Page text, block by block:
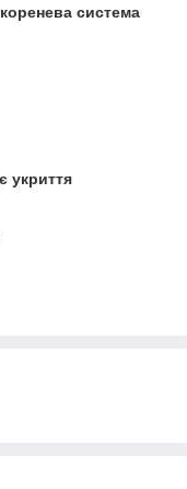
система
укриття